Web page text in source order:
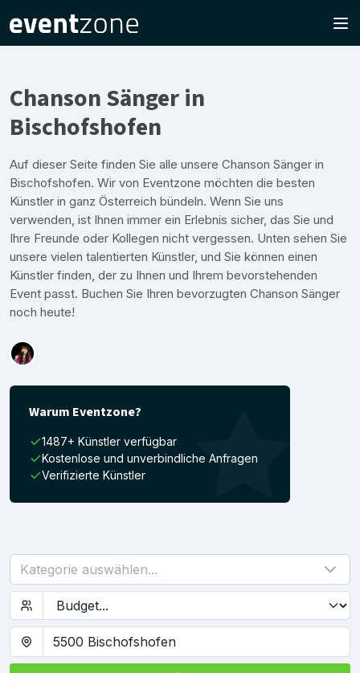
Chanson Sänger in
Bischofshofen
Auf dieser Seite finden Sie alle unsere Chanson Sänger in
Bischofshofen. Wir von Eventzone möchten die besten
Künstler in ganz Österreich bündeln. Wenn Sie uns
verwenden, ist Ihnen immer ein Erlebnis sicher, das Sie und
Ihre Freunde oder Kollegen nicht vergessen. Unten sehen Sie
unsere vielen talentierten Künstler, und Sie können einen
Künstler finden, der zu Ihnen und Ihrem bevorstehenden
Event passt. Buchen Sie Ihren bevorzugten Chanson Sänger
noch heute!
Warum Eventzone?
1487+ Künstler verfügbar
Kostenlose und unverbindliche Anfragen
Verifizierte Künstler
Kategorie auswählen...